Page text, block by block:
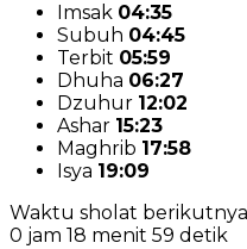
Imsak 04:35
Subuh 04:45
Terbit 05:59
Dhuha 06:27
Dzuhur 12:02
Ashar 15:23
Maghrib 17:58
Isya 19:09
Waktu sholat
0 jam 18 menit 59 detik